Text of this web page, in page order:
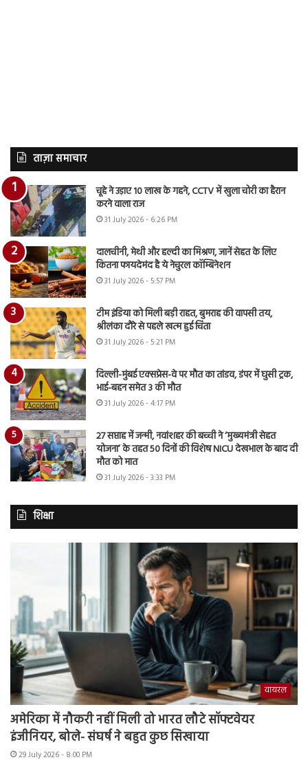
ताज़ा समाचार
चूहे ने उड़ाए 10 लाख के गहने, CCTV में खुला चोरी का हैरान
करने वाला राज
31 July 2026 - 6:26 PM
दालचीनी, मेथी और हल्दी का मिश्रण, जानें सेहत के लिए
कितना फायदेमंद है ये नेचुरल कॉम्बिनेशन
31 July 2026 - 5:57 PM
टीम इंडिया को मिली बड़ी राहत, बुमराह की वापसी तय,
श्रीलंका दौरे से पहले खत्म हुई चिंता
31 July 2026 - 5:21 PM
दिल्ली-मुंबई एक्सप्रेस-वे पर मौत का तांडव, डंपर में घुसी ट्रक,
भाई-बहन समेत 3 की मौत
31 July 2026 - 4:17 PM
27 सप्ताह में जन्मी, नवांशहर की बच्ची ने ‘मुख्यमंत्री सेहत
योजना’ के तहत 50 दिनों की विशेष NICU देखभाल के बाद दी
मौत को मात
31 July 2026 - 3:33 PM
शिक्षा
वायरल
अमेरिका में नौकरी नहीं मिली तो भारत लौटे सॉफ्टवेयर
इंजीनियर, बोले- संघर्ष ने बहुत कुछ सिखाया
29 July 2026 - 8:00 PM